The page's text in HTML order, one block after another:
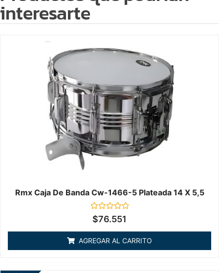
interesarte
Rmx Caja De Banda Cw-1466-5 Plateada 14 X 5,5
Valorado
en
de
5
$76.551
AGREGAR AL CARRITO